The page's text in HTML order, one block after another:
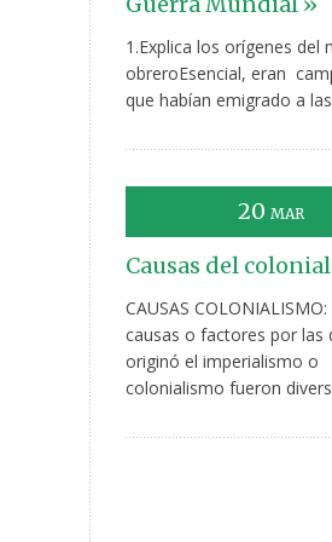
1.Explica los orígenes del
obreroEsencial, eran
que habían emigrado a
20 MAR
Causas del
CAUSAS COLONIALISMO:
causas o factores por las
originó el imperialismo o
colonialismo fueron